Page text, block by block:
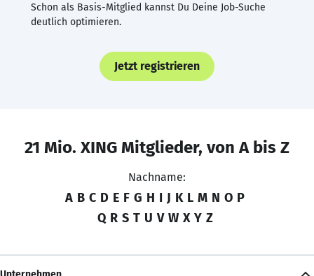
Schon als Basis-Mitglied kannst Du Deine Job-Suche
deutlich optimieren.
Jetzt registrieren
21 Mio. XING Mitglieder, von A bis Z
Nachname:
A B C D E F G H I J K L M N O P
Q R S T U V W X Y Z